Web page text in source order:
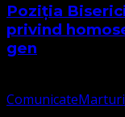
Poziția
privind
gen
Comunicate